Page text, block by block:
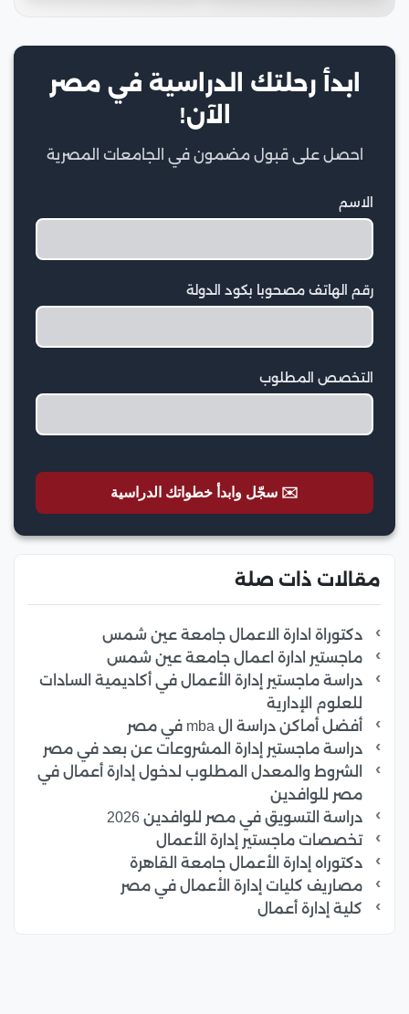
ابدأ رحلتك الدراسية في مصر
الآن!
احصل على قبول مضمون في الجامعات المصرية
الاسم
رقم الهاتف مصحوبا بكود الدولة
التخصص المطلوب
✉️ سجّل وابدأ خطواتك الدراسية
مقالات ذات صلة
دكتوراة ادارة الاعمال جامعة عين شمس
ماجستير ادارة اعمال جامعة عين شمس
دراسة ماجستير إدارة الأعمال في أكاديمية السادات
للعلوم الإدارية
أفضل أماكن دراسة ال mba في مصر
دراسة ماجستير إدارة المشروعات عن بعد في مصر
الشروط والمعدل المطلوب لدخول إدارة أعمال في
مصر للوافدين
دراسة التسويق في مصر للوافدين 2026
تخصصات ماجستير إدارة الأعمال
دكتوراه إدارة الأعمال جامعة القاهرة
مصاريف كليات إدارة الأعمال في مصر
كلية إدارة أعمال